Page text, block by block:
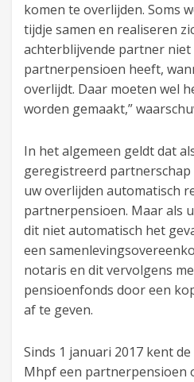
komen te overlijden. Soms
tijdje samen en realiseren
achterblijvende partner
partnerpensioen heeft,
overlijdt. Daar moeten wel
worden gemaakt,”
In het algemeen geldt dat
geregistreerd
uw overlijden automatisch
partnerpensioen. Maar als
dit niet automatisch het
een
notaris en dit vervolgens
pensioenfonds door een
af te geven.
Sinds 1 januari 2017 kent
Mhpf een partnerpensioen